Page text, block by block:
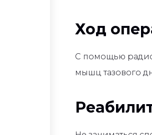
Ход
С помощью
мышц тазового